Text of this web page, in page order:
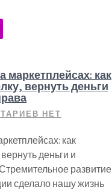
маркетплейсах: как
вернуть деньги
НЕТ
как
деньги и
развитие
сделало нашу жизнь